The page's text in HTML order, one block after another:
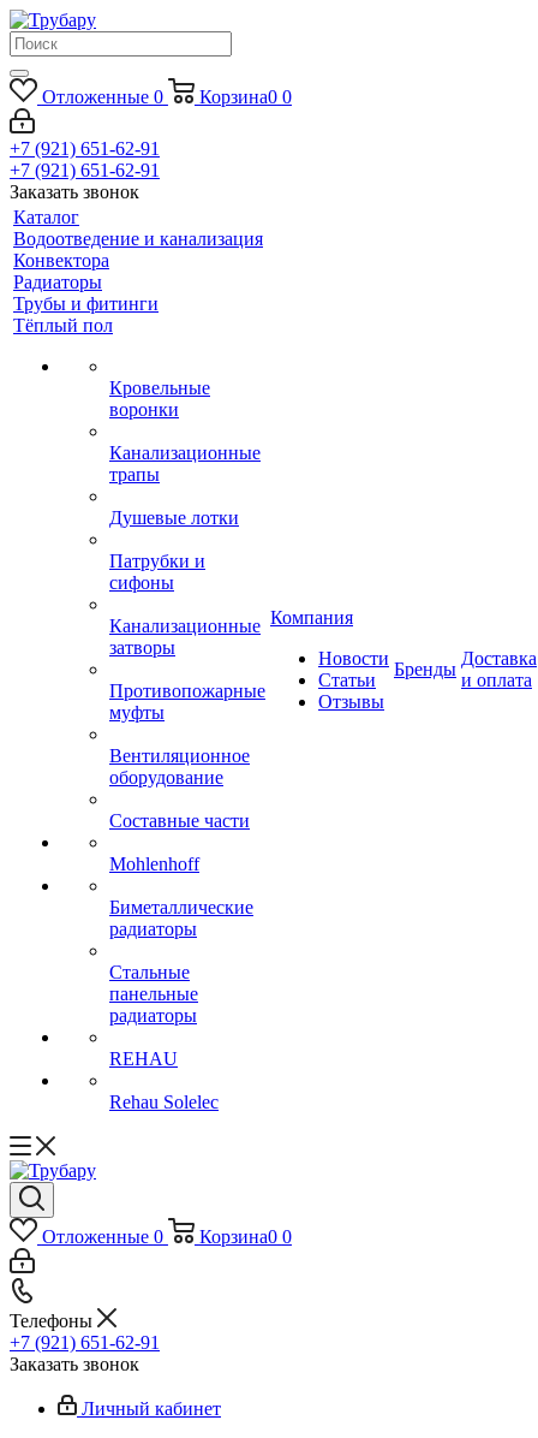
Отложенные 0 Корзина0 0
+7 (921) 651-62-91
+7 (921) 651-62-91
Заказать звонок
Каталог
Водоотведение и канализация
Конвектора
Радиаторы
Трубы и фитинги
Тёплый пол
Кровельные
воронки
Канализационные
трапы
Душевые лотки
Патрубки и
сифоны
Канализационные
затворы
Противопожарные
муфты
Вентиляционное
оборудование
Составные части
Mohlenhoff
Биметаллические
радиаторы
Стальные
панельные
радиаторы
REHAU
Rehau Solelec
Компания
Новости
Статьи
Отзывы
Бренды
Доставка
и оплата
Отложенные 0 Корзина0 0
Телефоны
+7 (921) 651-62-91
Заказать звонок
Личный кабинет